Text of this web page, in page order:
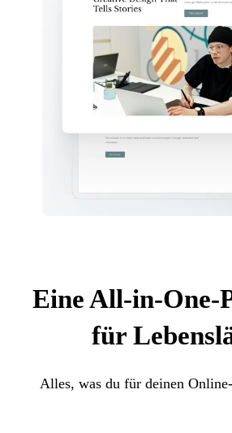
Eine All-in-One-
für
Alles, was du für deinen